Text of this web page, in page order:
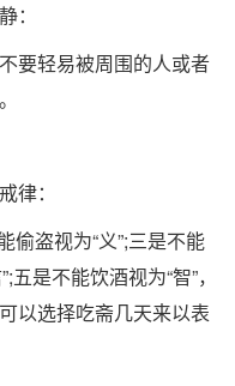
轻易被周围的人或者
：
盗视为“义”;三是不能
是不能饮酒视为“智”，
以选择吃斋几天来以表